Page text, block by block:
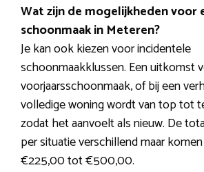
Wat zijn de mogelijkheden voor
schoonmaak in Meteren?
Je kan ook kiezen voor incidentele
schoonmaakklussen. Een uitkomst
voorjaarsschoonmaak, of bij een
volledige woning wordt van top tot
zodat het aanvoelt als nieuw. De
per situatie verschillend maar
€225,00 tot €500,00.